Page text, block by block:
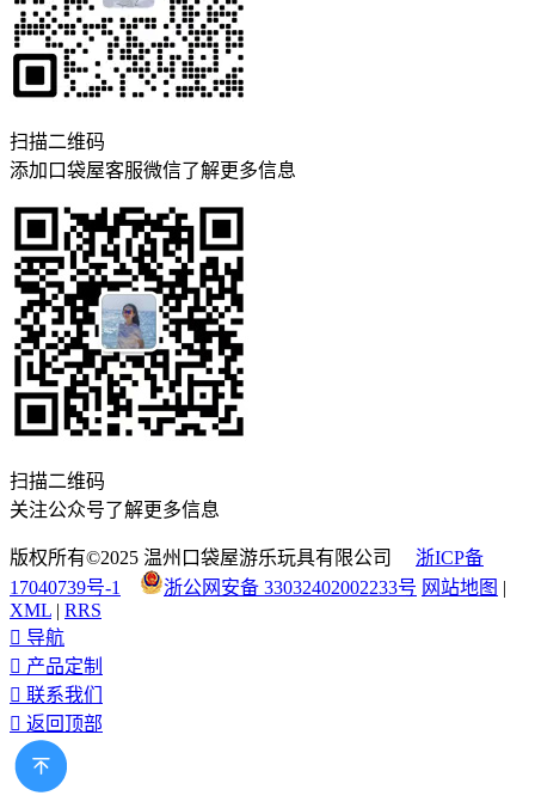
扫描二维码
添加口袋屋客服微信了解更多信息
扫描二维码
关注公众号了解更多信息
版权所有©2025 温州口袋屋游乐玩具有限公司 浙ICP备
17040739号-1
浙公网安备 33032402002233号 网站地图 |
XML | RRS
 导航
 产品定制
 联系我们
 返回顶部